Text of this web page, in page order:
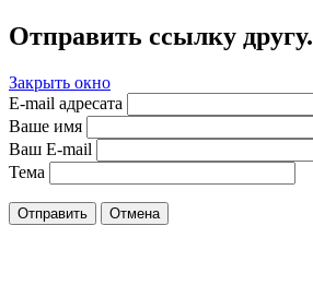
Отправить ссылку другу.
Закрыть окно
E-mail адресата
Ваше имя
Ваш E-mail
Тема
Отправить Отмена